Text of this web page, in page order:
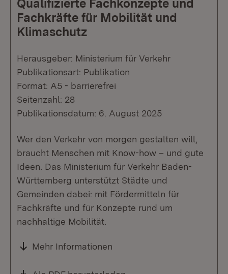
Qualifizierte Fachkonzepte und
Fachkräfte für Mobilität und
Klimaschutz
Herausgeber: Ministerium für Verkehr
Publikationsart: Publikation
Format: A5 - barrierefrei
Seitenzahl: 28
Publikationsdatum: 6. August 2025
Wer den Verkehr von morgen gestalten will,
braucht Menschen mit Know-how – und gute
Ideen. Das Ministerium für Verkehr Baden-
Württemberg unterstützt Städte und
Gemeinden dabei: mit Fördermitteln für
Fachkräfte und für Konzepte rund um
nachhaltige Mobilität.
Mehr Informationen